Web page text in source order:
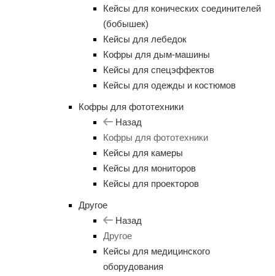
Кейсы для конических соединителей
(бобышек)
Кейсы для лебедок
Кофры для дым-машины
Кейсы для спецэффектов
Кейсы для одежды и костюмов
Кофры для фототехники
Назад
Кофры для фототехники
Кейсы для камеры
Кейсы для мониторов
Кейсы для проекторов
Другое
Назад
Другое
Кейсы для медицинского
оборудования